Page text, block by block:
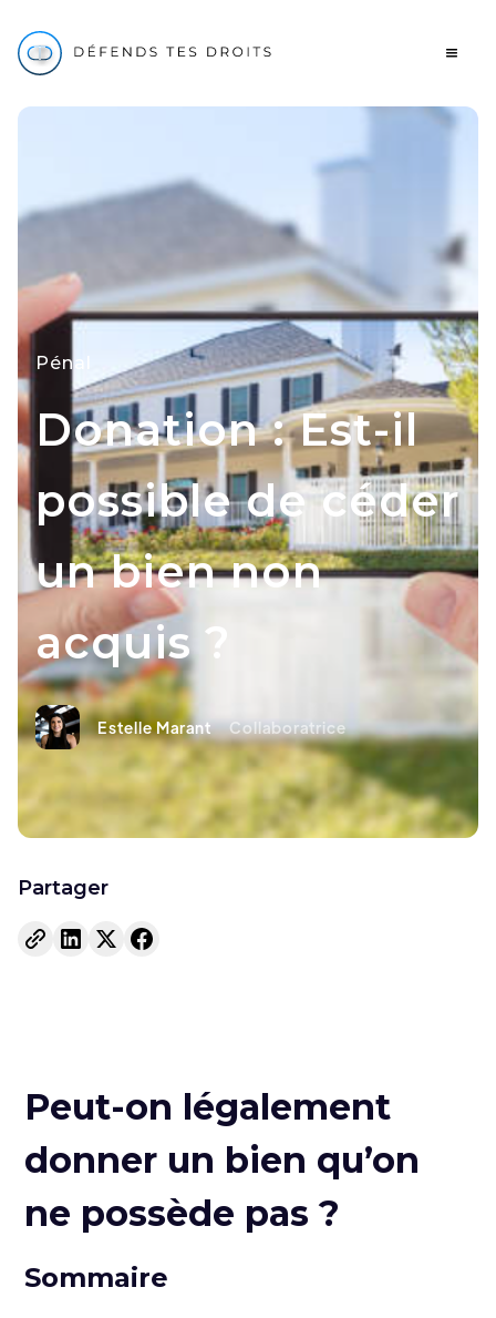
Pénal
Donation : Est-il
possible de céder
un bien non
acquis ?
Estelle Marant Collaboratrice
Partager
Peut-on légalement
donner un bien qu’on
ne possède pas ?
Sommaire